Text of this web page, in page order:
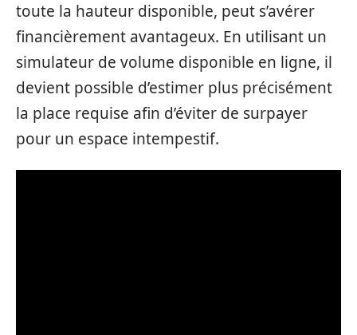
toute la hauteur disponible, peut s’avérer
financièrement avantageux. En utilisant un
simulateur de volume disponible en ligne, il
devient possible d’estimer plus précisément
la place requise afin d’éviter de surpayer
pour un espace intempestif.